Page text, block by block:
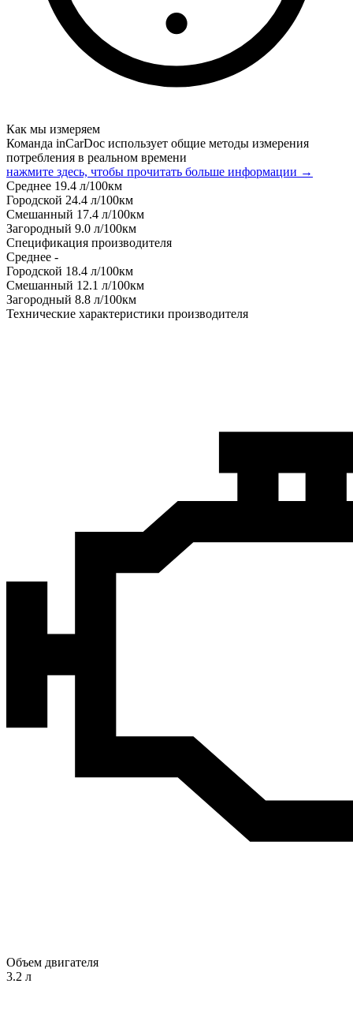
Как мы измеряем
Команда inCarDoc использует общие методы измерения
потребления в реальном времени
нажмите здесь, чтобы прочитать больше информации →
Среднее 19.4 л/100км
Городской 24.4 л/100км
Смешанный 17.4 л/100км
Загородный 9.0 л/100км
Спецификация производителя
Среднее -
Городской 18.4 л/100км
Смешанный 12.1 л/100км
Загородный 8.8 л/100км
Технические характеристики производителя
Объем двигателя
3.2 л